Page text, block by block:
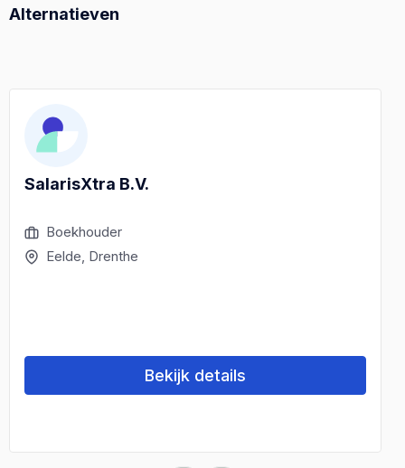
Alternatieven
SalarisXtra B.V.
Boekhouder
Eelde, Drenthe
Bekijk details